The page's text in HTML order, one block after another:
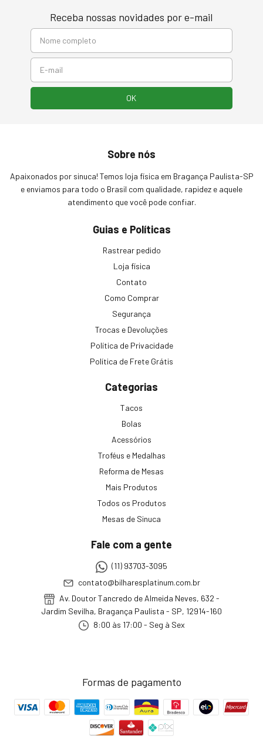
Receba nossas novidades por e-mail
Sobre nós
Apaixonados por sinuca! Temos loja física em Bragança Paulista-SP
e enviamos para todo o Brasil com qualidade, rapidez e aquele
atendimento que você pode confiar.
Guias e Políticas
Rastrear pedido
Loja física
Contato
Como Comprar
Segurança
Trocas e Devoluções
Política de Privacidade
Política de Frete Grátis
Categorias
Tacos
Bolas
Acessórios
Troféus e Medalhas
Reforma de Mesas
Mais Produtos
Todos os Produtos
Mesas de Sinuca
Fale com a gente
(11) 93703-3095
contato@bilharesplatinum.com.br
Av. Doutor Tancredo de Almeida Neves, 632 -
Jardim Sevilha, Bragança Paulista - SP, 12914-160
8:00 às 17:00 - Seg à Sex
Formas de pagamento